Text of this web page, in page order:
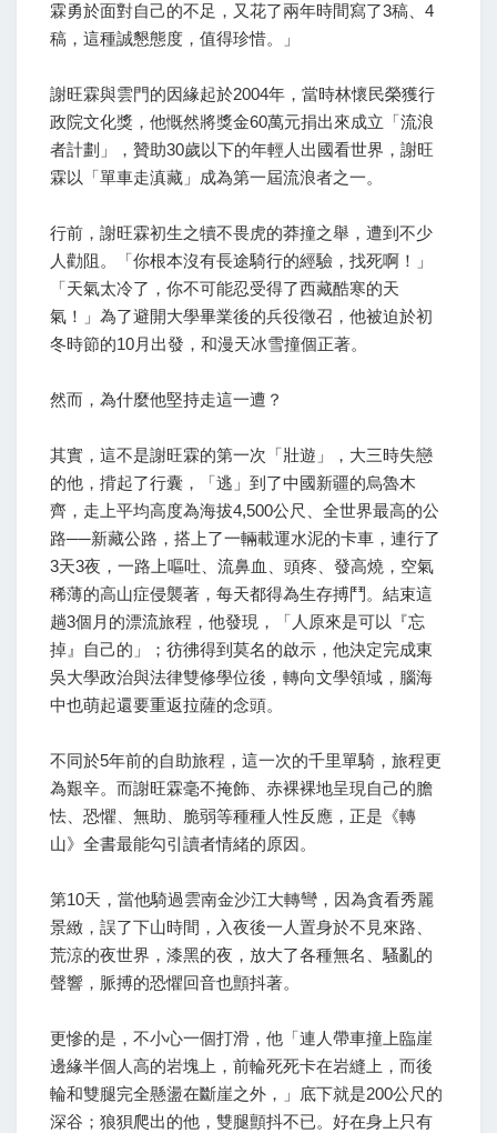
霖勇於面對自己的不足，又花了兩年時間寫了3稿、4
稿，這種誠懇態度，值得珍惜。」
謝旺霖與雲門的因緣起於2004年，當時林懷民榮獲行
政院文化獎，他慨然將獎金60萬元捐出來成立「流浪
者計劃」，贊助30歲以下的年輕人出國看世界，謝旺
霖以「單車走滇藏」成為第一屆流浪者之一。
行前，謝旺霖初生之犢不畏虎的莽撞之舉，遭到不少
人勸阻。「你根本沒有長途騎行的經驗，找死啊！」
「天氣太冷了，你不可能忍受得了西藏酷寒的天
氣！」為了避開大學畢業後的兵役徵召，他被迫於初
冬時節的10月出發，和漫天冰雪撞個正著。
然而，為什麼他堅持走這一遭？
其實，這不是謝旺霖的第一次「壯遊」，大三時失戀
的他，揹起了行囊，「逃」到了中國新疆的烏魯木
齊，走上平均高度為海拔4,500公尺、全世界最高的公
路──新藏公路，搭上了一輛載運水泥的卡車，連行了
3天3夜，一路上嘔吐、流鼻血、頭疼、發高燒，空氣
稀薄的高山症侵襲著，每天都得為生存搏鬥。結束這
趟3個月的漂流旅程，他發現，「人原來是可以『忘
掉』自己的」；彷彿得到莫名的啟示，他決定完成東
吳大學政治與法律雙修學位後，轉向文學領域，腦海
中也萌起還要重返拉薩的念頭。
不同於5年前的自助旅程，這一次的千里單騎，旅程更
為艱辛。而謝旺霖毫不掩飾、赤裸裸地呈現自己的膽
怯、恐懼、無助、脆弱等種種人性反應，正是《轉
山》全書最能勾引讀者情緒的原因。
第10天，當他騎過雲南金沙江大轉彎，因為貪看秀麗
景緻，誤了下山時間，入夜後一人置身於不見來路、
荒涼的夜世界，漆黑的夜，放大了各種無名、騷亂的
聲響，脈搏的恐懼回音也顫抖著。
更慘的是，不小心一個打滑，他「連人帶車撞上臨崖
邊緣半個人高的岩塊上，前輪死死卡在岩縫上，而後
輪和雙腿完全懸盪在斷崖之外，」底下就是200公尺的
深谷；狼狽爬出的他，雙腿顫抖不已。好在身上只有